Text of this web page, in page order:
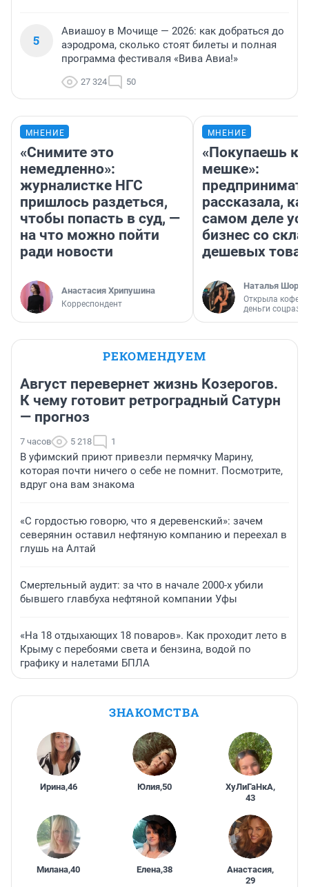
5
Авиашоу в Мочище — 2026: как добраться до
аэродрома, сколько стоят билеты и полная
программа фестиваля «Вива Авиа!»
27 324 50
МНЕНИЕ
«Снимите это
немедленно»:
журналистке НГС
пришлось раздеться,
чтобы попасть в суд, —
на что можно пойти
ради новости
Анастасия Хрипушина
Корреспондент
МНЕНИЕ
«Покупаешь
мешке»:
рассказала,
самом деле
бизнес со
дешевых
Наталья
Открыла
деньги
РЕКОМЕНДУЕМ
Август перевернет жизнь Козерогов.
К чему готовит ретроградный Сатурн
— прогноз
7 часов 5 218 1
В уфимский приют привезли пермячку Марину,
которая почти ничего о себе не помнит. Посмотрите,
вдруг она вам знакома
«С гордостью говорю, что я деревенский»: зачем
северянин оставил нефтяную компанию и переехал в
глушь на Алтай
Смертельный аудит: за что в начале 2000-х убили
бывшего главбуха нефтяной компании Уфы
«На 18 отдыхающих 18 поваров». Как проходит лето в
Крыму с перебоями света и бензина, водой по
графику и налетами БПЛА
ЗНАКОМСТВА
Ирина,46 Юлия,50 ХуЛиГаНкА,
43
Милана,40 Елена,38 Анастасия,
29